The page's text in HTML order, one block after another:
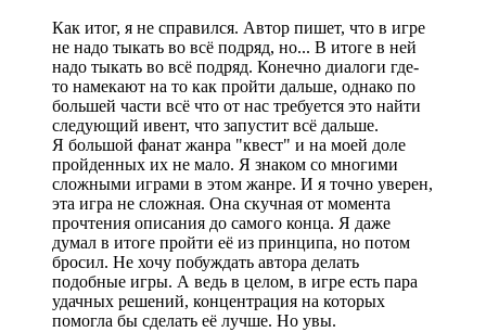
Как итог, я не справился. Автор пишет, что в игре
не надо тыкать во всё подряд, но... В итоге в ней
надо тыкать во всё подряд. Конечно диалоги где-
то намекают на то как пройти дальше, однако по
большей части всё что от нас требуется это найти
следующий ивент, что запустит всё дальше.
Я большой фанат жанра "квест" и на моей доле
пройденных их не мало. Я знаком со многими
сложными играми в этом жанре. И я точно уверен,
эта игра не сложная. Она скучная от момента
прочтения описания до самого конца. Я даже
думал в итоге пройти её из принципа, но потом
бросил. Не хочу побуждать автора делать
подобные игры. А ведь в целом, в игре есть пара
удачных решений, концентрация на которых
помогла бы сделать её лучше. Но увы.